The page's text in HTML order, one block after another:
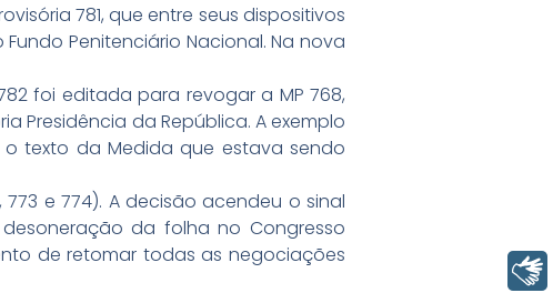
781, que entre seus dispositivos
Penitenciário Nacional. Na nova
foi editada para revogar a MP 768,
Presidência da República. A exemplo
texto da Medida que estava sendo
e 774). A decisão acendeu o sinal
da folha no Congresso
de retomar todas as negociações